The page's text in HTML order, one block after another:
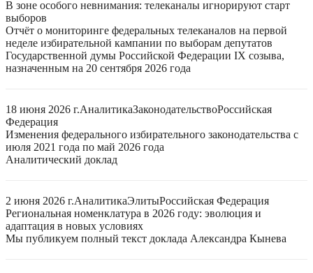
В зоне особого невнимания: телеканалы игнорируют старт
выборов
Отчёт о мониторинге федеральных телеканалов на первой
неделе избирательной кампании по выборам депутатов
Государственной думы Российской Федерации IX созыва,
назначенным на 20 сентября 2026 года
18 июня 2026 г.АналитикаЗаконодательствоРоссийская
Федерация
Изменения федерального избирательного законодательства с
июля 2021 года по май 2026 года
Аналитический доклад
2 июня 2026 г.АналитикаЭлитыРоссийская Федерация
Региональная номенклатура в 2026 году: эволюция и
адаптация в новых условиях
Мы публикуем полный текст доклада Александра Кынева